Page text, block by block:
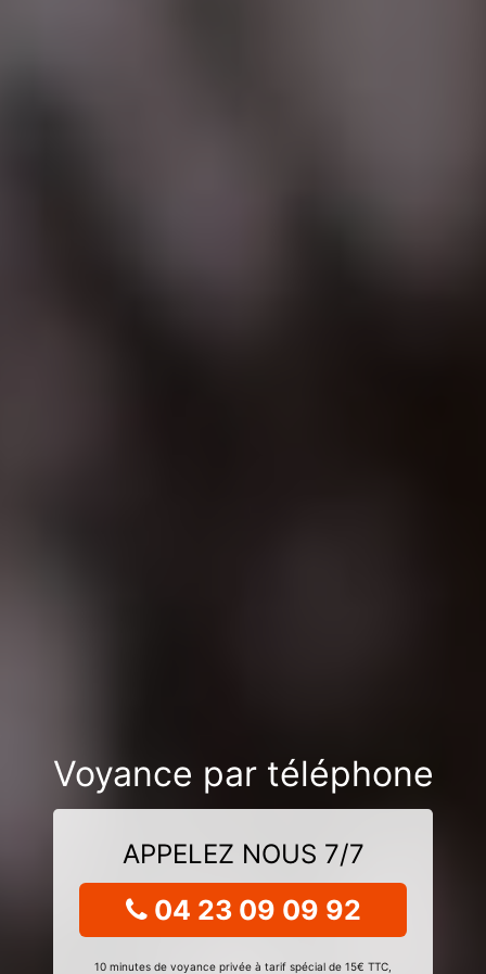
Voyance par téléphone
APPELEZ NOUS 7/7
04 23 09 09 92
10 minutes de voyance privée à tarif spécial de 15€ TTC,